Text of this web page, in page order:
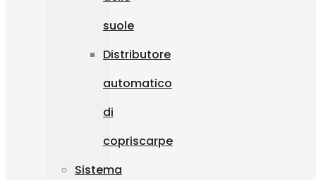
suole
Distributore
automatico
di
copriscarpe
Sistema